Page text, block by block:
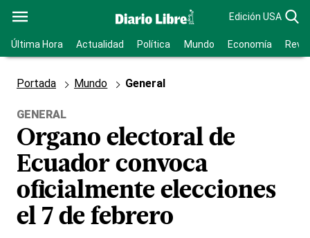
Edición USA
Última Hora Actualidad Política Mundo Economía
Portada Mundo General
GENERAL
Organo electoral de
Ecuador convoca
oficialmente elecciones
el 7 de febrero